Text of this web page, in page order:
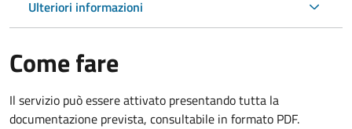
Ulteriori informazioni
Come fare
Il servizio può essere attivato presentando tutta la
documentazione prevista, consultabile in formato PDF.